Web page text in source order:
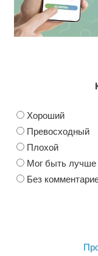
Хороший
Превосходный
Плохой
Мог быть лучше
Без